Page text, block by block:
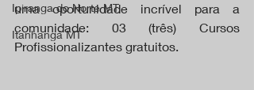
Ipiranga do Norte MT
Itanhangá MT
uma oportunidade incrível para a
comunidade: 03 (três) Cursos
Profissionalizantes gratuitos.